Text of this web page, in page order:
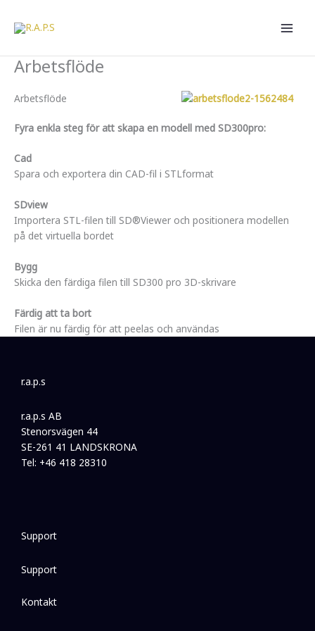
innehåll
Arbetsflöde
Arbetsflöde
Fyra enkla steg för att skapa en modell med SD300pro:
Cad
Spara och exportera din CAD-fil i STLformat
SDview
Importera STL-filen till SD®Viewer och positionera modellen
på det virtuella bordet
Bygg
Skicka den färdiga filen till SD300 pro 3D-skrivare
Färdig att ta bort
Filen är nu färdig för att peelas och användas
r.a.p.s
r.a.p.s AB
Stenorsvägen 44
SE-261 41 LANDSKRONA
Tel: +46 418 28310
Support
Support
Kontakt